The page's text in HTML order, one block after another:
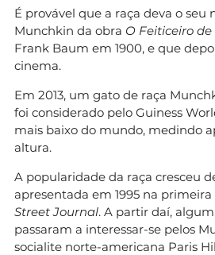
É provável que a raça deva o seu
Munchkin da obra O Feiticeiro de
Frank Baum em 1900, e que
cinema.
Em 2013, um gato de raça
foi considerado pelo Guiness
mais baixo do mundo, medindo
altura.
A popularidade da raça cresceu
apresentada em 1995 na
Street Journal. A partir daí,
passaram a interessar-se pelos
socialite norte-americana Paris